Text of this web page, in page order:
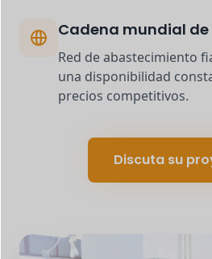
Cadena mundial
Red de abastecimiento
una disponibilidad
precios competitivos.
Discuta su